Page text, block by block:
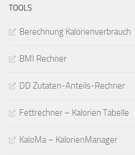
TOOLS
Berechnung Kalorienverbrauch
BMI Rechner
DD Zutaten-Anteils-Rechner
Fettrechner – Kalorien Tabelle
KaloMa – KalorienManager